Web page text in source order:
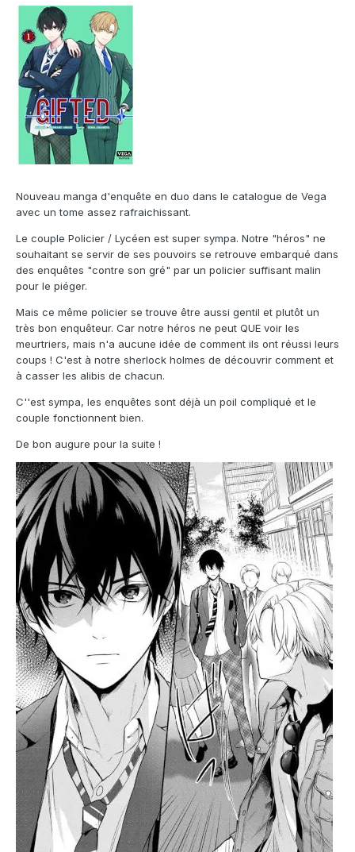
Nouveau manga d'enquête en duo dans le catalogue de Vega
avec un tome assez rafraichissant.
Le couple Policier / Lycéen est super sympa. Notre "héros" ne
souhaitant se servir de ses pouvoirs se retrouve embarqué dans
des enquêtes "contre son gré" par un policier suffisant malin
pour le piéger.
Mais ce même policier se trouve être aussi gentil et plutôt un
très bon enquêteur. Car notre héros ne peut QUE voir les
meurtriers, mais n'a aucune idée de comment ils ont réussi leurs
coups ! C'est à notre sherlock holmes de découvrir comment et
à casser les alibis de chacun.
C''est sympa, les enquêtes sont déjà un poil compliqué et le
couple fonctionnent bien.
De bon augure pour la suite !